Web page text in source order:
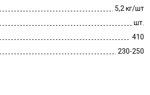
5,2 кг/шт
шт.
410
230-250